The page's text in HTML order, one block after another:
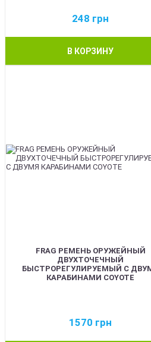
248 грн
В КОРЗИНУ
FRAG РЕМЕНЬ ОРУЖЕЙНЫЙ
ДВУХТОЧЕЧНЫЙ
БЫСТРОРЕГУЛИРУЕМЫЙ С
КАРАБИНАМИ COYOTE
1570 грн